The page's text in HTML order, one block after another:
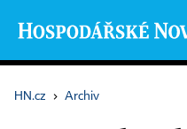
HN.cz › Archiv